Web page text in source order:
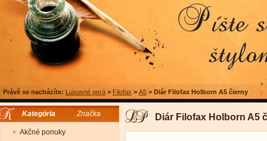
Právě se nacházíte: Luxusné perá > Filofax > A5 > Diár Filofax Holborn A5 čierny
Kategória Značka
Akčné ponuky
Diár Filofax Holborn A5